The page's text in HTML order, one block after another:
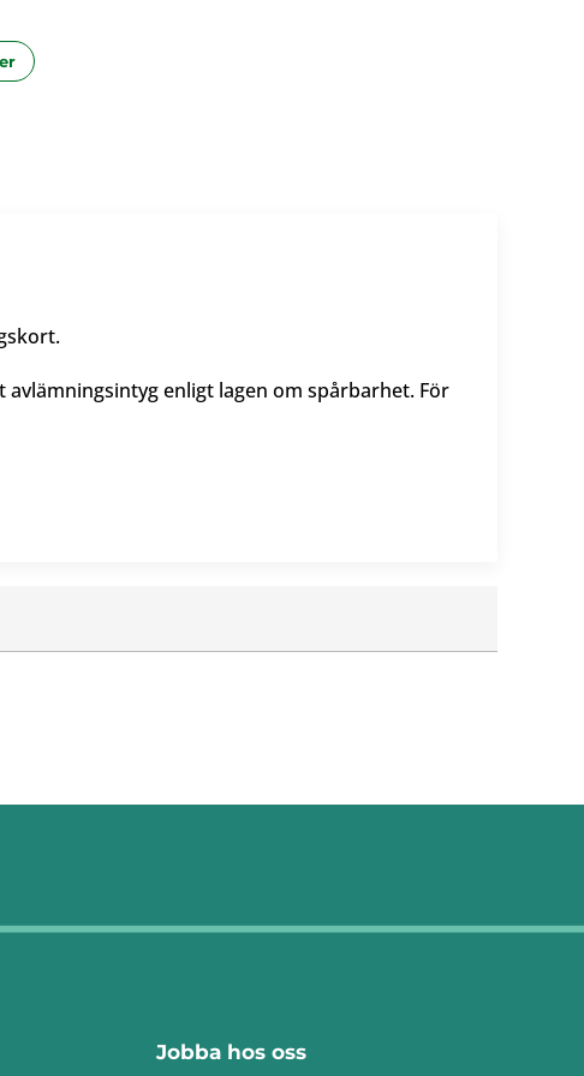
enligt lagen om spårbarhet. För
Jobba hos oss